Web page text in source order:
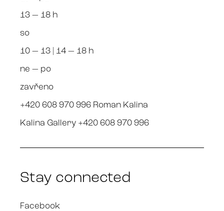
13 — 18 h
so
10 — 13 | 14 — 18 h
ne — po
zavřeno
+420 608 970 996 Roman Kalina
Kalina Gallery +420 608 970 996
Stay connected
Facebook